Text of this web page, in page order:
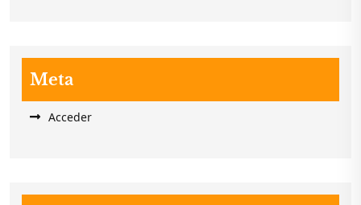
Meta
Acceder